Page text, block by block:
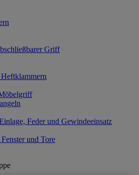
Griff
Feder und Gewindeeinsatz
und Tore